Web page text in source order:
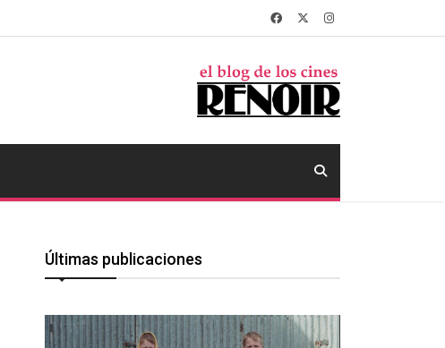
Últimas publicaciones